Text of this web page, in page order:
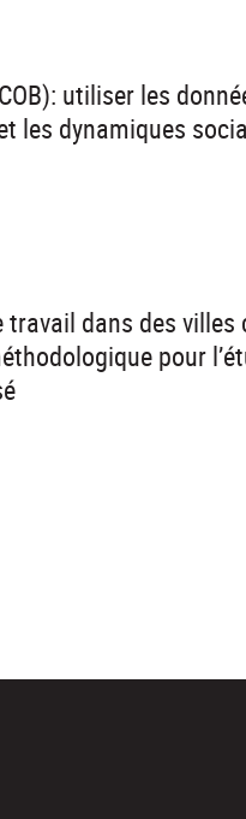
utiliser les
les dynamiques
dans des
pour